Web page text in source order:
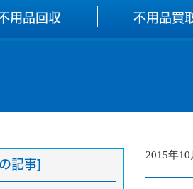
用品回収 不用品買
2015年
記事]